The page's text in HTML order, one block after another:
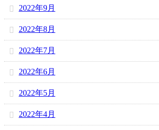
2022年9月
2022年8月
2022年7月
2022年6月
2022年5月
2022年4月